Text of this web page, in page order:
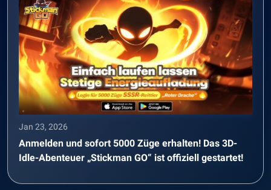
Jan 23, 2026
Anmelden und sofort 5000 Züge erhalten! Das 3D-
Idle-Abenteuer „Stickman GO“ ist offiziell gestartet!